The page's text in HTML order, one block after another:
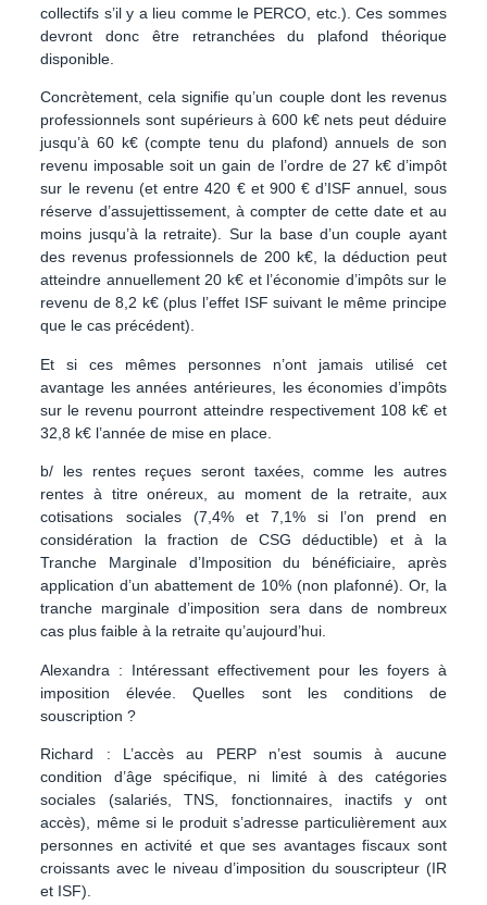
collectifs s’il y a lieu comme le PERCO, etc.). Ces sommes
devront donc être retranchées du plafond théorique
disponible.
Concrètement, cela signifie qu’un couple dont les revenus
professionnels sont supérieurs à 600 k€ nets peut déduire
jusqu’à 60 k€ (compte tenu du plafond) annuels de son
revenu imposable soit un gain de l’ordre de 27 k€ d’impôt
sur le revenu (et entre 420 € et 900 € d’ISF annuel, sous
réserve d’assujettissement, à compter de cette date et au
moins jusqu’à la retraite). Sur la base d’un couple ayant
des revenus professionnels de 200 k€, la déduction peut
atteindre annuellement 20 k€ et l’économie d’impôts sur le
revenu de 8,2 k€ (plus l’effet ISF suivant le même principe
que le cas précédent).
Et si ces mêmes personnes n’ont jamais utilisé cet
avantage les années antérieures, les économies d’impôts
sur le revenu pourront atteindre respectivement 108 k€ et
32,8 k€ l’année de mise en place.
b/ les rentes reçues seront taxées, comme les autres
rentes à titre onéreux, au moment de la retraite, aux
cotisations sociales (7,4% et 7,1% si l’on prend en
considération la fraction de CSG déductible) et à la
Tranche Marginale d’Imposition du bénéficiaire, après
application d’un abattement de 10% (non plafonné). Or, la
tranche marginale d’imposition sera dans de nombreux
cas plus faible à la retraite qu’aujourd’hui.
Alexandra : Intéressant effectivement pour les foyers à
imposition élevée. Quelles sont les conditions de
souscription ?
Richard : L’accès au PERP n’est soumis à aucune
condition d’âge spécifique, ni limité à des catégories
sociales (salariés, TNS, fonctionnaires, inactifs y ont
accès), même si le produit s’adresse particulièrement aux
personnes en activité et que ses avantages fiscaux sont
croissants avec le niveau d’imposition du souscripteur (IR
et ISF).